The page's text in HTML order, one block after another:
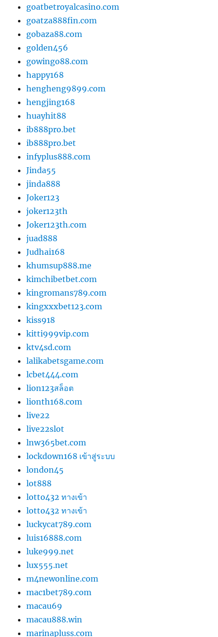
goatbetroyalcasino.com
goatza888fin.com
gobaza88.com
golden456
gowingo88.com
happy168
hengheng9899.com
hengjing168
huayhit88
ib888pro.bet
ib888pro.bet
infyplus888.com
Jinda55
jinda888
Joker123
joker123th
Joker123th.com
juad888
Judhai168
khumsup888.me
kimchibetbet.com
kingromans789.com
kingxxxbet123.com
kiss918
kitti999vip.com
ktv4sd.com
lalikabetsgame.com
lcbet444.com
lion123สล็อต
lionth168.com
live22
live22slot
lnw365bet.com
lockdown168 เข้าสู่ระบบ
london45
lot888
lotto432 ทางเข้า
lotto432 ทางเข้า
luckycat789.com
luis16888.com
luke999.net
lux555.net
m4newonline.com
mac1bet789.com
macau69
macau888.win
marinapluss.com